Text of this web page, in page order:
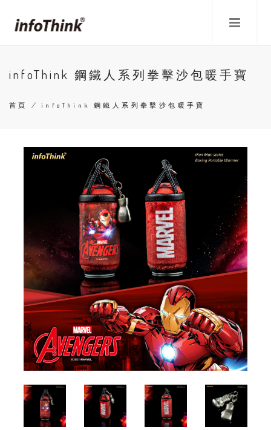
infoThink 鋼鐵人系列拳擊沙包暖手寶
航
首頁 /infoThink 鋼鐵人系列拳擊沙包暖手寶